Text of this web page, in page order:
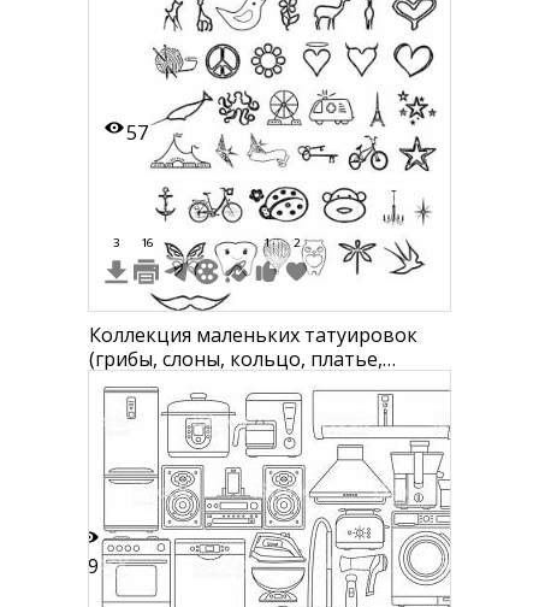
57
3 16 1 2
Коллекция маленьких татуировок
(грибы, слоны, кольцо, платье,
сердце с крыльями, олени, птица,
цветок, чайка, знак мира, цветок,
сердечки, косатка, осьминог,
вентилятор, дом на колесах,
Эйфелева башня, звезды, цирковой
шатер, ласточка, ключ, велосипед, зв
19